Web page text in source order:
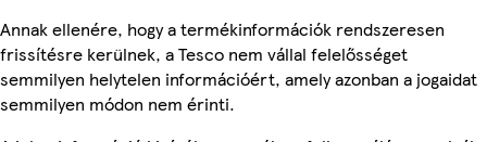
Annak ellenére, hogy a termékinformációk rendszeresen
frissítésre kerülnek, a Tesco nem vállal felelősséget
semmilyen helytelen információért, amely azonban a jogaidat
semmilyen módon nem érinti.